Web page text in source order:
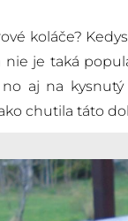
koláče?
je taká
no aj na
chutila táto